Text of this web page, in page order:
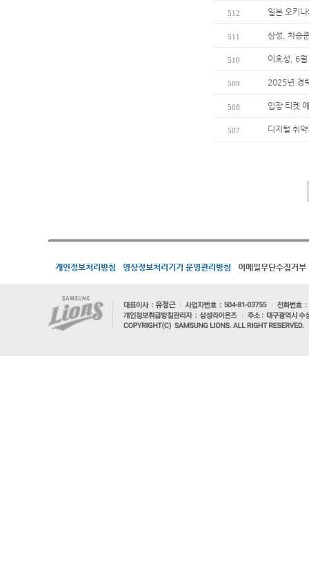
512 일본 오키
511 삼성, 차승
510 이호성, 6
509 2025년 경
508 입장 티켓
507 디지털 취
개인정보처리방침 영상정보처리기기 운영관리방침 이메일무단수집거부